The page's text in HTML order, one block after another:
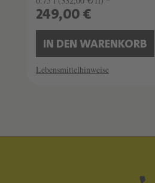
249,00 €
IN DEN WARENKORB
Lebensmittelhinweise